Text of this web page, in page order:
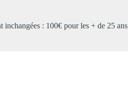
: 100€ pour les + de 25